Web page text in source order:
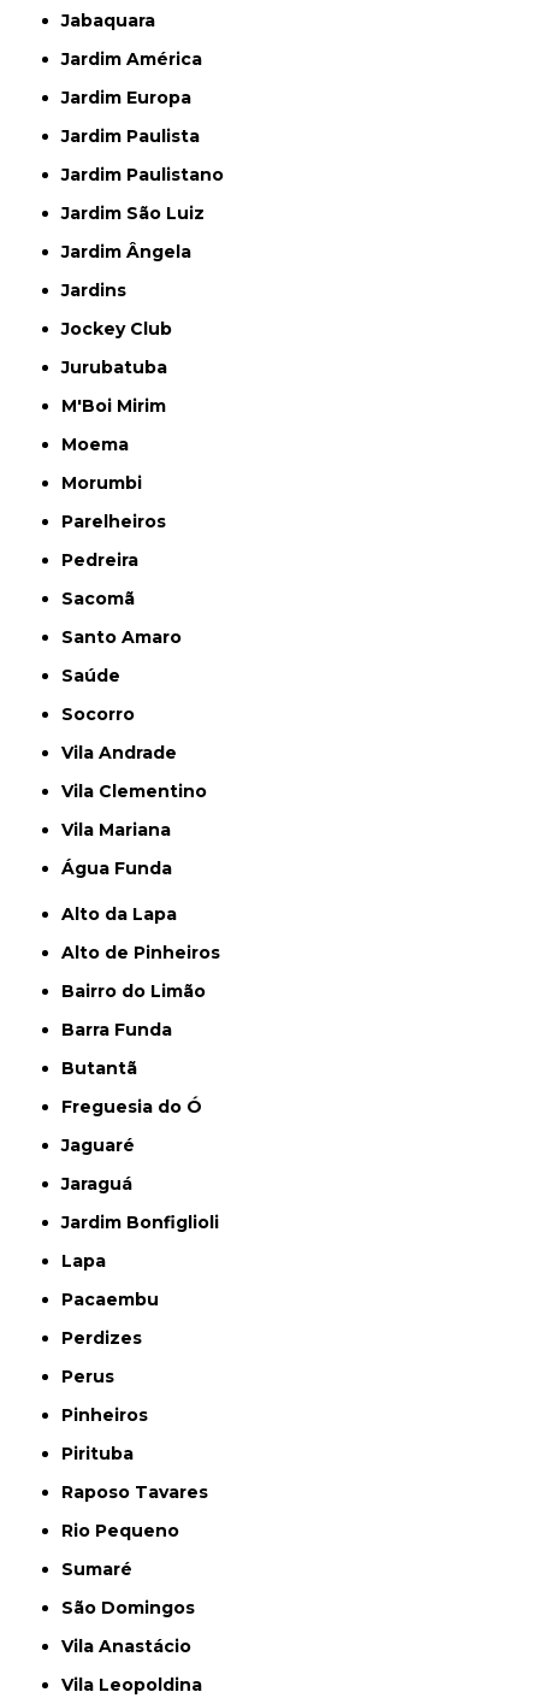
Jabaquara
Jardim América
Jardim Europa
Jardim Paulista
Jardim Paulistano
Jardim São Luiz
Jardim Ângela
Jardins
Jockey Club
Jurubatuba
M'Boi Mirim
Moema
Morumbi
Parelheiros
Pedreira
Sacomã
Santo Amaro
Saúde
Socorro
Vila Andrade
Vila Clementino
Vila Mariana
Água Funda
Alto da Lapa
Alto de Pinheiros
Bairro do Limão
Barra Funda
Butantã
Freguesia do Ó
Jaguaré
Jaraguá
Jardim Bonfiglioli
Lapa
Pacaembu
Perdizes
Perus
Pinheiros
Pirituba
Raposo Tavares
Rio Pequeno
Sumaré
São Domingos
Vila Anastácio
Vila Leopoldina